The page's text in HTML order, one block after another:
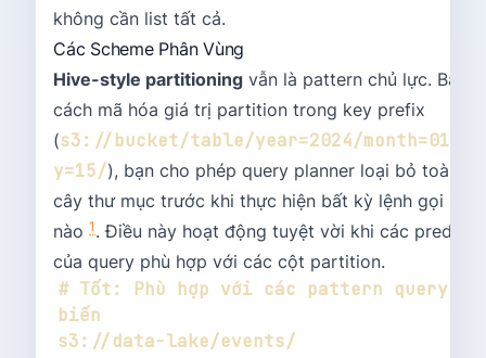
không cần list tất cả.
Các Scheme Phân Vùng
Hive-style partitioning vẫn là pattern chủ lực. Bằng
cách mã hóa giá trị partition trong key prefix
(s3://bucket/table/year=2024/month=01/da
y=15/), bạn cho phép query planner loại bỏ toàn bộ
cây thư mục trước khi thực hiện bất kỳ lệnh gọi LIST
nào 1. Điều này hoạt động tuyệt vời khi các
của query phù hợp với các cột partition.
# Tốt: Phù hợp với các pattern query